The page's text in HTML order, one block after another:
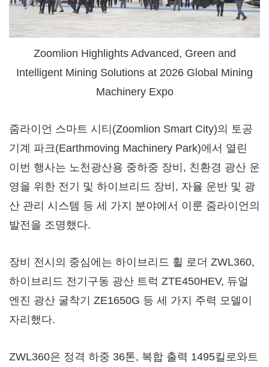
Zoomlion Highlights Advanced, Green and
Intelligent Mining Solutions at 2026 Global Mining
Machinery Expo
줌라이언 스마트 시티(Zoomlion Smart City)의 토공
기계 파크(Earthmoving Machinery Park)에서 열린
이번 행사는 노천광산용 중하중 장비, 친환경 광산 운
영을 위한 전기 및 하이브리드 장비, 자율 운반 및 광
산 관리 시스템 등 세 가지 분야에서 이룬 줌라이언의
발전을 조명했다.
장비 전시의 중심에는 하이브리드 휠 로더 ZWL360,
하이브리드 전기구동 광산 트럭 ZTE450HEV, 듀얼
엔진 광산 굴착기 ZE1650G 등 세 가지 주력 모델이
자리했다.
ZWL360은 정격 하중 36톤, 복합 출력 1495킬로와트